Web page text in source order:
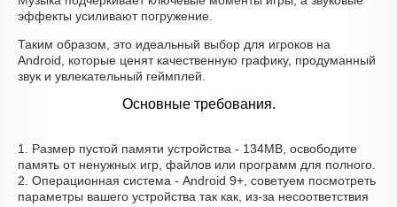
эффекты усиливают погружение.
Таким образом, это идеальный выбор для игроков на
Android, которые ценят качественную графику, продуманный
звук и увлекательный геймплей.
Основные требования.
1. Размер пустой памяти устройства - 134MB, освободите
память от ненужных игр, файлов или программ для полного.
2. Операционная система - Android 9+, советуем посмотреть
параметры вашего устройства так как, из-за несоответствия